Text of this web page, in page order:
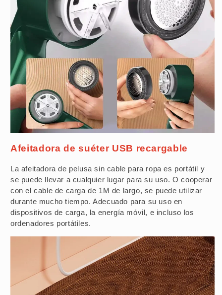
Afeitadora de suéter USB recargable
La afeitadora de pelusa sin cable para ropa es portátil y
se puede llevar a cualquier lugar para su uso. O cooperar
con el cable de carga de 1M de largo, se puede utilizar
durante mucho tiempo. Adecuado para su uso en
dispositivos de carga, la energía móvil, e incluso los
ordenadores portátiles.